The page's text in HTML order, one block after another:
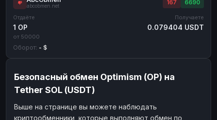
abcobmen.net
167 6690
Отдаёте
1 OP
от 50000
Получаете
0.079404 USDT
Оборот: - $
Безопасный обмен Optimism (OP) на
Tether SOL (USDT)
Выше на странице вы можете наблюдать
криптообменники, которые выполняют обмен по